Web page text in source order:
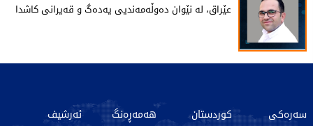
عێراق، لە نێوان دەوڵەمەندیی یەدەگ و قەیرانی کاشدا
سەرەکی
کوردستان
هەمەڕەنگ
ئەرشیف